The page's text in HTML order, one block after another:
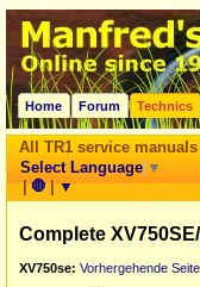
Home Forum Technics
All TR1 service manuals
Select Language ▼
|🛑|▼
Complete
XV750se: Vorhergehende Seite